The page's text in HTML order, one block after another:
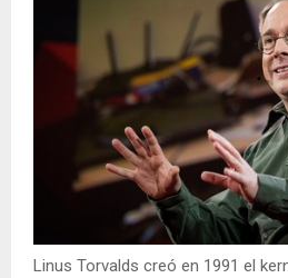
Linus Torvalds creó en 1991 el